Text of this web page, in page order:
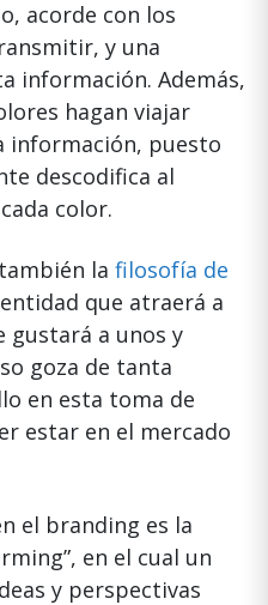
acorde con los
y una
información. Además,
hagan viajar
información, puesto
descodifica al
color.
la filosofía de
que atraerá a
gustará a unos y
goza de tanta
en esta toma de
estar en el mercado
el branding es la
en el cual un
y perspectivas